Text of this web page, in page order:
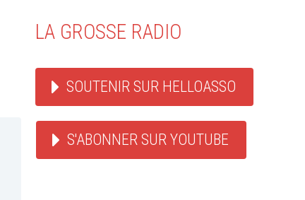
LA GROSSE RADIO
SOUTENIR SUR HELLOASSO
S'ABONNER SUR YOUTUBE